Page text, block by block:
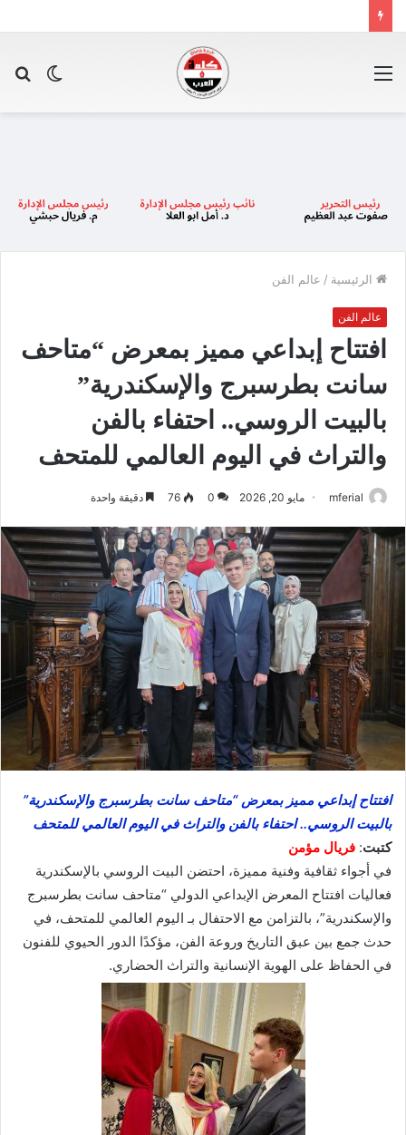
الوضع
الرئيسية / عالم الفن
عالم الفن
افتتاح إبداعي مميز بمعرض “متاحف
سانت بطرسبرج والإسكندرية”
بالبيت الروسي.. احتفاء بالفن
والتراث في اليوم العالمي للمتحف
mferial مايو 20, 2026 0
76 دقيقة واحدة
افتتاح إبداعي مميز بمعرض “متاحف سانت بطرسبرج والإسكندرية”
بالبيت الروسي.. احتفاء بالفن والتراث في اليوم العالمي للمتحف
كتبت: فريال مؤمن
في أجواء ثقافية وفنية مميزة، احتضن البيت الروسي بالإسكندرية
فعاليات افتتاح المعرض الإبداعي الدولي “متاحف سانت بطرسبرج
والإسكندرية”، بالتزامن مع الاحتفال بـ اليوم العالمي للمتحف، في
حدث جمع بين عبق التاريخ وروعة الفن، مؤكدًا الدور الحيوي للفنون
في الحفاظ على الهوية الإنسانية والتراث الحضاري.